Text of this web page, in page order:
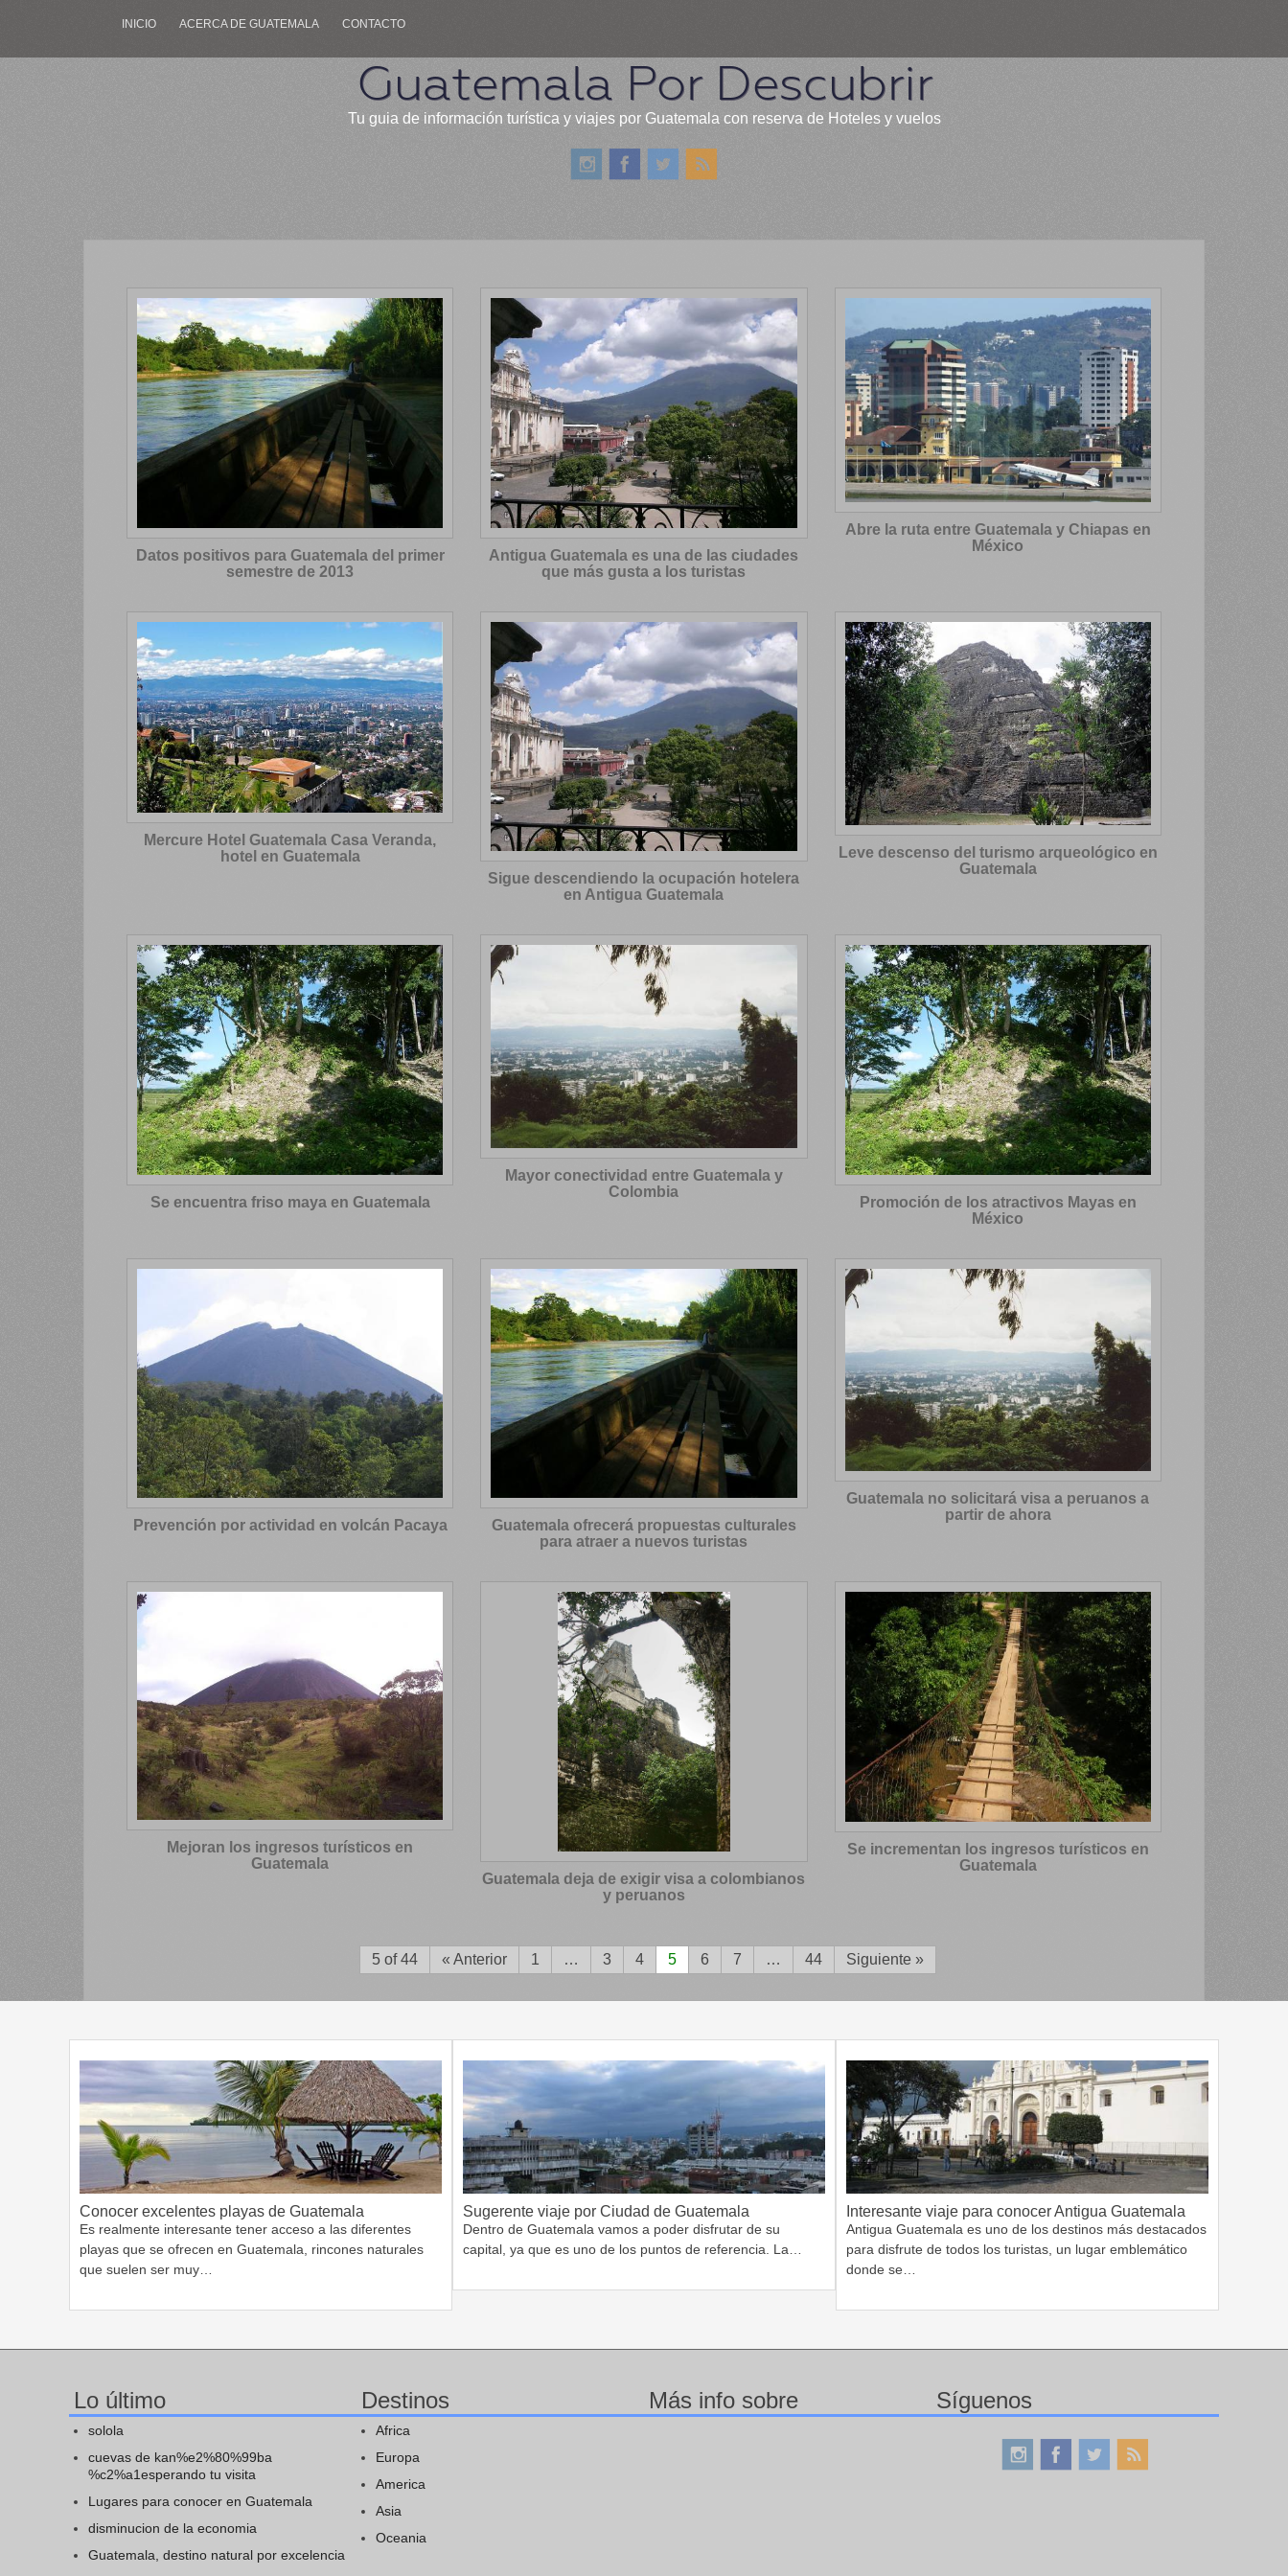
INICIO ACERCA DE GUATEMALA CONTACTO
Guatemala Por Descubrir
Tu guia de información turística y viajes por Guatemala con reserva de Hoteles y vuelos
Datos positivos para Guatemala del primer
semestre de 2013
Antigua Guatemala es una de las ciudades
que más gusta a los turistas
Abre la ruta entre Guatemala y Chiapas en
México
Mercure Hotel Guatemala Casa Veranda,
hotel en Guatemala
Sigue descendiendo la ocupación hotelera
en Antigua Guatemala
Leve descenso del turismo arqueológico en
Guatemala
Se encuentra friso maya en Guatemala
Mayor conectividad entre Guatemala y
Colombia
Promoción de los atractivos Mayas en
México
Prevención por actividad en volcán Pacaya
Guatemala ofrecerá propuestas culturales
para atraer a nuevos turistas
Guatemala no solicitará visa a peruanos a
partir de ahora
Mejoran los ingresos turísticos en
Guatemala
Guatemala deja de exigir visa a colombianos
y peruanos
Se incrementan los ingresos turísticos en
Guatemala
5 of 44 « Anterior 1 … 3 4 5 6 7 … 44 Siguiente »
Conocer excelentes playas de Guatemala
Es realmente interesante tener acceso a las diferentes
playas que se ofrecen en Guatemala, rincones naturales
que suelen ser muy…
Sugerente viaje por Ciudad de Guatemala
Dentro de Guatemala vamos a poder disfrutar de su
capital, ya que es uno de los puntos de referencia. La…
Interesante viaje para conocer Antigua Guatemala
Antigua Guatemala es uno de los destinos más destacados
para disfrute de todos los turistas, un lugar emblemático
donde se…
Lo último
solola
cuevas de kan%e2%80%99ba
%c2%a1esperando tu visita
Lugares para conocer en Guatemala
disminucion de la economia
Guatemala, destino natural por excelencia
Destinos
Africa
Europa
America
Asia
Oceania
Más info sobre Síguenos